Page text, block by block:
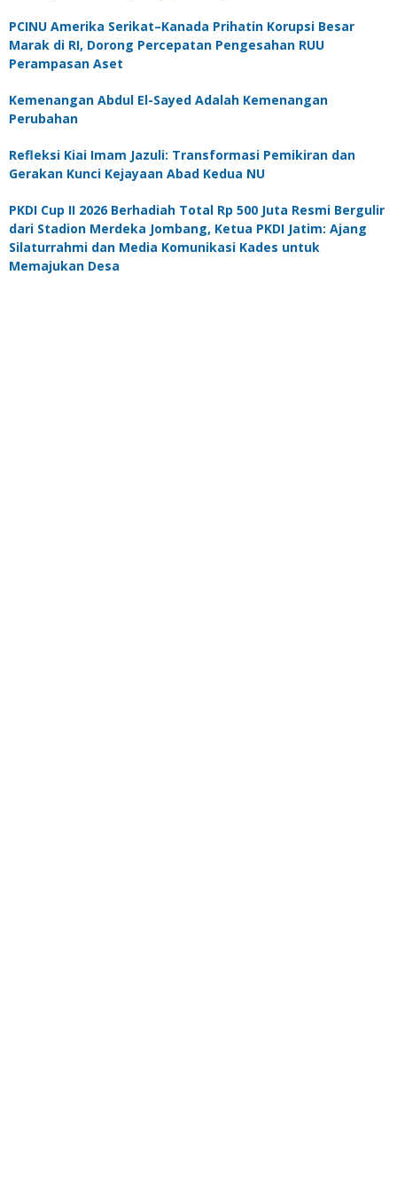
PCINU Amerika Serikat–Kanada Prihatin Korupsi Besar
Marak di RI, Dorong Percepatan Pengesahan RUU
Perampasan Aset
Kemenangan Abdul El-Sayed Adalah Kemenangan
Perubahan
Refleksi Kiai Imam Jazuli: Transformasi Pemikiran dan
Gerakan Kunci Kejayaan Abad Kedua NU
PKDI Cup II 2026 Berhadiah Total Rp 500 Juta Resmi Bergulir
dari Stadion Merdeka Jombang, Ketua PKDI Jatim: Ajang
Silaturrahmi dan Media Komunikasi Kades untuk
Memajukan Desa